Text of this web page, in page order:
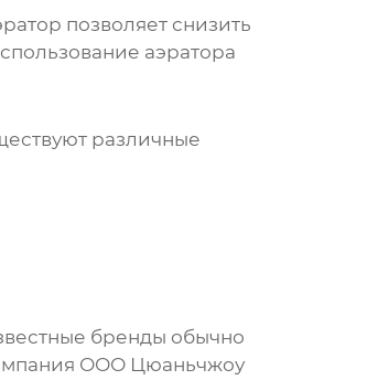
позволяет снизить
аэратора
различные
бренды обычно
ООО Цюаньчжоу